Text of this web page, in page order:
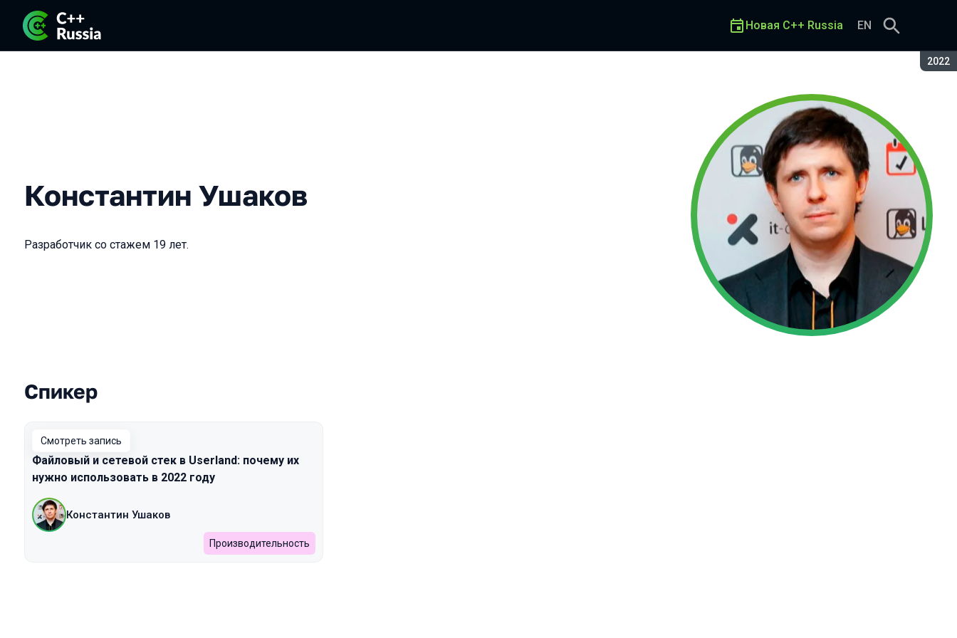
2022
Новая C++ Russia EN
Константин Ушаков
Разработчик со стажем 19 лет.
Выступления в сезоне 2022
Спикер
Смотреть запись
Файловый и сетевой стек в Userland: почему их
нужно использовать в 2022 году
Константин Ушаков
Производительность